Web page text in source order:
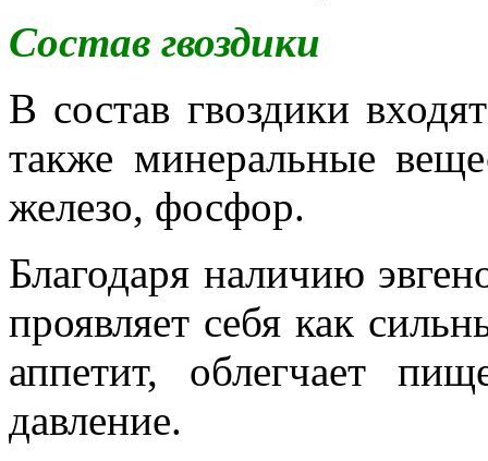
Состав гвоздики
В состав гвоздики
также минеральные
железо, фосфор.
Благодаря наличию
проявляет себя как
аппетит, облегчает
давление.